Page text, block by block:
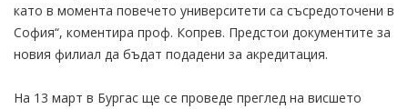
като в момента повечето университети са съсредоточени в
София“, коментира проф. Копрев. Предстои документите за
новия филиал да бъдат подадени за акредитация.
На 13 март в Бургас ще се проведе преглед на висшето